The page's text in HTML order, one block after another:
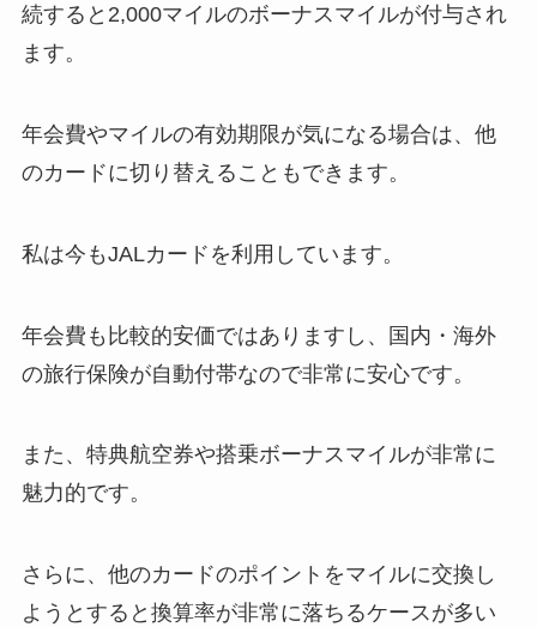
続すると2,000マイルのボーナスマイルが付与され
ます。
年会費やマイルの有効期限が気になる場合は、他
のカードに切り替えることもできます。
私は今もJALカードを利用しています。
年会費も比較的安価ではありますし、国内・海外
の旅行保険が自動付帯なので非常に安心です。
また、特典航空券や搭乗ボーナスマイルが非常に
魅力的です。
さらに、他のカードのポイントをマイルに交換し
ようとすると換算率が非常に落ちるケースが多い